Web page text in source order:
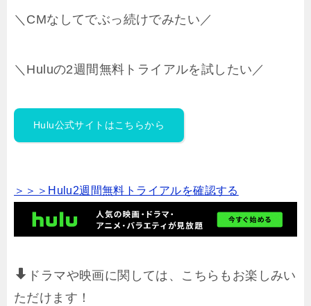
＼CMなしてでぶっ続けでみたい／
＼Huluの2週間無料トライアルを試したい／
Hulu公式サイトはこちらから
＞＞＞Hulu2週間無料トライアルを確認する
ドラマや映画に関しては、こちらもお楽しみい
ただけます！